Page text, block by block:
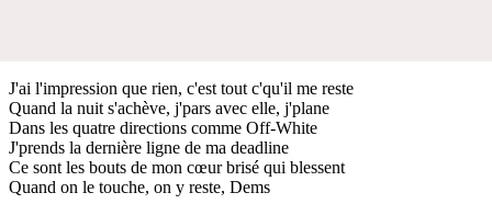
J'ai l'impression que rien, c'est tout c'qu'il me reste
Quand la nuit s'achève, j'pars avec elle, j'plane
Dans les quatre directions comme Off-White
J'prends la dernière ligne de ma deadline
Ce sont les bouts de mon cœur brisé qui blessent
Quand on le touche, on y reste, Dems